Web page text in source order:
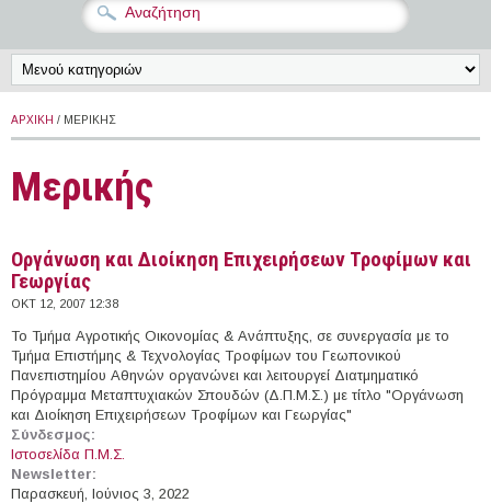
ΑΡΧΙΚΉ / ΜΕΡΙΚΉΣ
Μερικής
Οργάνωση και Διοίκηση Επιχειρήσεων Τροφίμων και
Γεωργίας
ΟΚΤ 12, 2007 12:38
Το Τμήμα Αγροτικής Οικονομίας & Ανάπτυξης, σε συνεργασία με το
Τμήμα Επιστήμης & Τεχνολογίας Τροφίμων του Γεωπονικού
Πανεπιστημίου Αθηνών οργανώνει και λειτουργεί Διατμηματικό
Πρόγραμμα Μεταπτυχιακών Σπουδών (Δ.Π.Μ.Σ.) με τίτλο "Οργάνωση
και Διοίκηση Επιχειρήσεων Τροφίμων και Γεωργίας"
Σύνδεσμος:
Ιστοσελίδα Π.Μ.Σ.
Newsletter:
Παρασκευή, Ιούνιος 3, 2022